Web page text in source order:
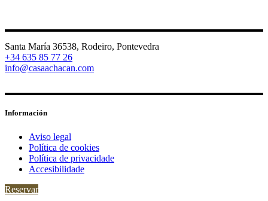
Santa María 36538, Rodeiro, Pontevedra
+34 635 85 77 26
info@casaachacan.com
Información
Aviso legal
Política de cookies
Política de privacidade
Accesibilidade
Reservar